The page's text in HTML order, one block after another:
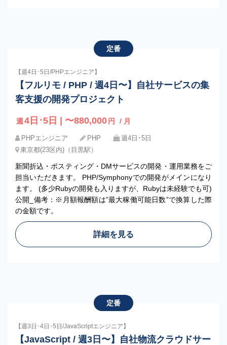
定番
【週4日･5日/PHPエンジニア】
【フルリモ / PHP / 週4日〜】自社サービスの集
客支援の開発プロジェクト
週 4日･5日 | 〜880,000 円 / 月
PHPエンジニア PHP
週4日･5日
東京都(23区内)（目黒駅）
新聞折込・ポスティング・DMサービスの開発・運用業務をご
担当いただきます。 PHP/Symphonyでの開発がメインになり
ます。 (多少Rubyの開発も入りますが、Rubyは未経験でも可)
公開_備考：※月額報酬額は”最大稼働可能日数”で換算した際
の金額です。
詳細を見る
定番
【週3日･4日･5日/JavaScriptエンジニア】
【JavaScript / 週3日〜】自社物流クラウドサー